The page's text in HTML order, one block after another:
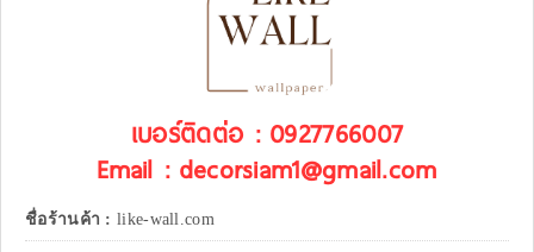
เบอร์ติดต่อ : 0927766007
Email : decorsiam1@gmail.com
ชื่อร้านค้า : like-wall.com